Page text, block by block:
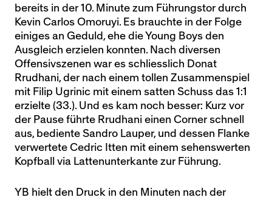
bereits in der 10. Minute zum Führungstor durch
Kevin Carlos Omoruyi. Es brauchte in der Folge
einiges an Geduld, ehe die Young Boys den
Ausgleich erzielen konnten. Nach diversen
Offensivszenen war es schliesslich Donat
Rrudhani, der nach einem tollen Zusammenspiel
mit Filip Ugrinic mit einem satten Schuss das 1:1
erzielte (33.). Und es kam noch besser: Kurz vor
der Pause führte Rrudhani einen Corner schnell
aus, bediente Sandro Lauper, und dessen Flanke
verwertete Cedric Itten mit einem sehenswerten
Kopfball via Lattenunterkante zur Führung.
YB hielt den Druck in den Minuten nach der